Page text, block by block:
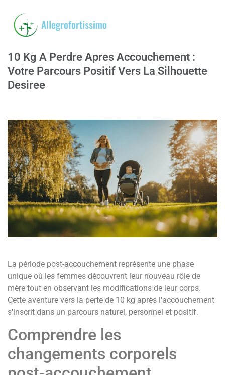
10 Kg A Perdre Apres Accouchement :
Votre Parcours Positif Vers La Silhouette
Desiree
La période post-accouchement représente une phase
unique où les femmes découvrent leur nouveau rôle de
mère tout en observant les modifications de leur corps.
Cette aventure vers la perte de 10 kg après l'accouchement
s'inscrit dans un parcours naturel, personnel et positif.
Comprendre les
changements corporels